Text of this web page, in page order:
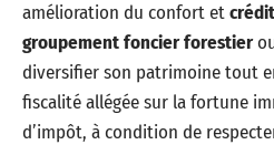
amélioration du confort et
groupement foncier forestier
diversifier son patrimoine tout
fiscalité allégée sur la fortune
d’impôt, à condition de